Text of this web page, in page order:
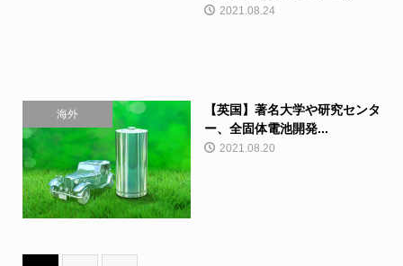
2021.08.24
海外
【英国】著名大学や研究センタ
ー、全固体電池開発...
2021.08.20